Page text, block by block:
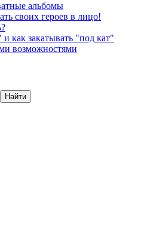
альбомы
своих героев в лицо!
как закатывать "под кат"
возможностями
Найти